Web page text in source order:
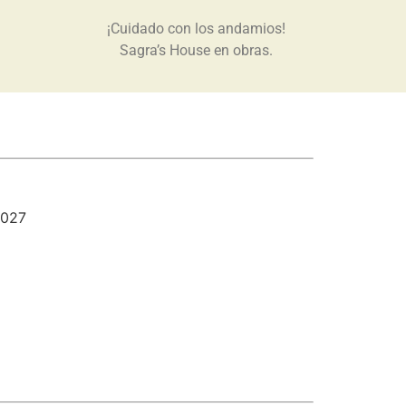
¡Cuidado con los andamios!
Sagra’s House en obras.